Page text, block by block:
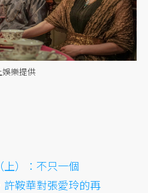
娛樂提供
上）：不只一個
許鞍華對張愛玲的再